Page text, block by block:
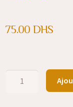
75.00 DHS